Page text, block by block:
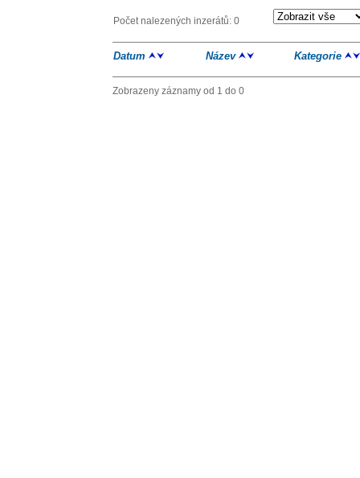
Počet nalezených inzerátů: 0
Datum Název Kategorie
Zobrazeny záznamy od 1 do 0